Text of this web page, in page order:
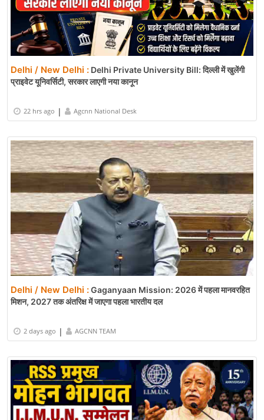
Delhi / New Delhi : Delhi Private University Bill: दिल्ली में खुलेंगी
प्राइवेट यूनिवर्सिटी, सरकार लाएगी नया कानून
22 hrs ago | Agcnn National Desk
Delhi / New Delhi :Gaganyaan Mission: 2026 में पहला मानवरहित
मिशन, 2027 तक अंतरिक्ष में जाएगा पहला भारतीय दल
2 days ago | AGCNN TEAM